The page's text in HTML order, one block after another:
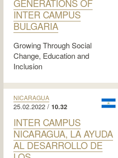
GENERATIONS OF
INTER CAMPUS
BULGARIA
Growing Through Social
Change, Education and
Inclusion
NICARAGUA
25.02.2022 / 10.32
INTER CAMPUS
NICARAGUA, LA AYUDA
AL DESARROLLO DE